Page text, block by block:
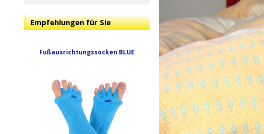
Empfehlungen für Sie
Fußausrichtungssocken BLUE